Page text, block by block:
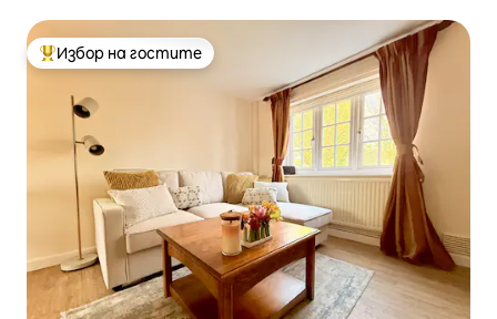
Най-популярен избор на гостите
Избор на гостите